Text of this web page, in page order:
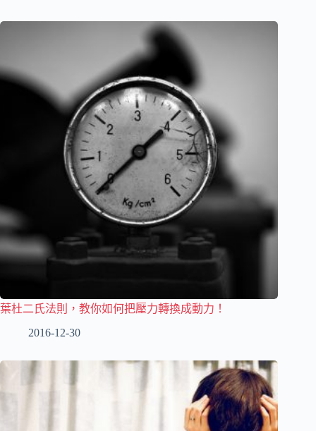
葉杜二氏法則，教你如何把壓力轉換成動力！
2016-12-30